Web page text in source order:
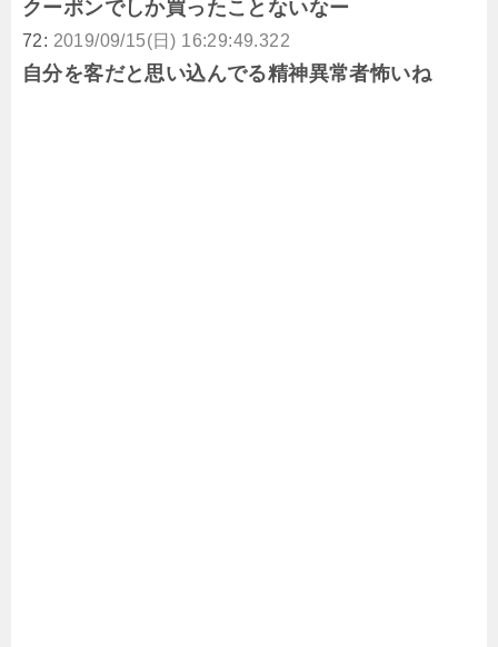
クーポンでしか買ったことないなー
72: 2019/09/15(日) 16:29:49.322
自分を客だと思い込んでる精神異常者怖いね